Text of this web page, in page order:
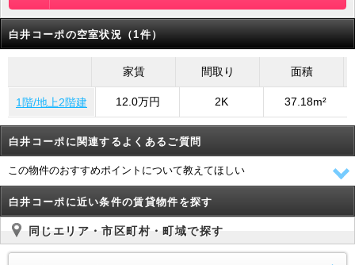
白井コーポの空室状況（1件）
家賃 間取り 面積
1階/地上2階建 12.0万円 2K 37.18m²
白井コーポに関連するよくあるご質問
この物件のおすすめポイントについて教えてほしい
白井コーポに近い条件の賃貸物件を探す
同じエリア・市区町村・町域で探す